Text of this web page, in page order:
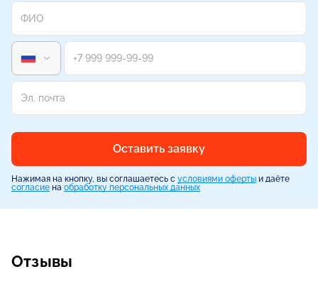
Оставить заявку
Нажимая на кнопку, вы соглашаетесь с условиями оферты и даёте
согласие на обработку персональных данных
Отзывы